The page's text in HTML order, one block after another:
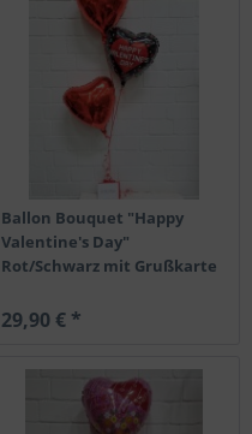
Ballon Bouquet "Happy
Valentine's Day"
Rot/Schwarz mit Grußkarte
29,90 € *